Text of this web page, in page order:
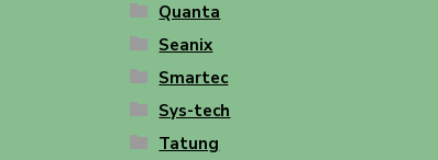
Quanta
Seanix
Smartec
Sys-tech
Tatung